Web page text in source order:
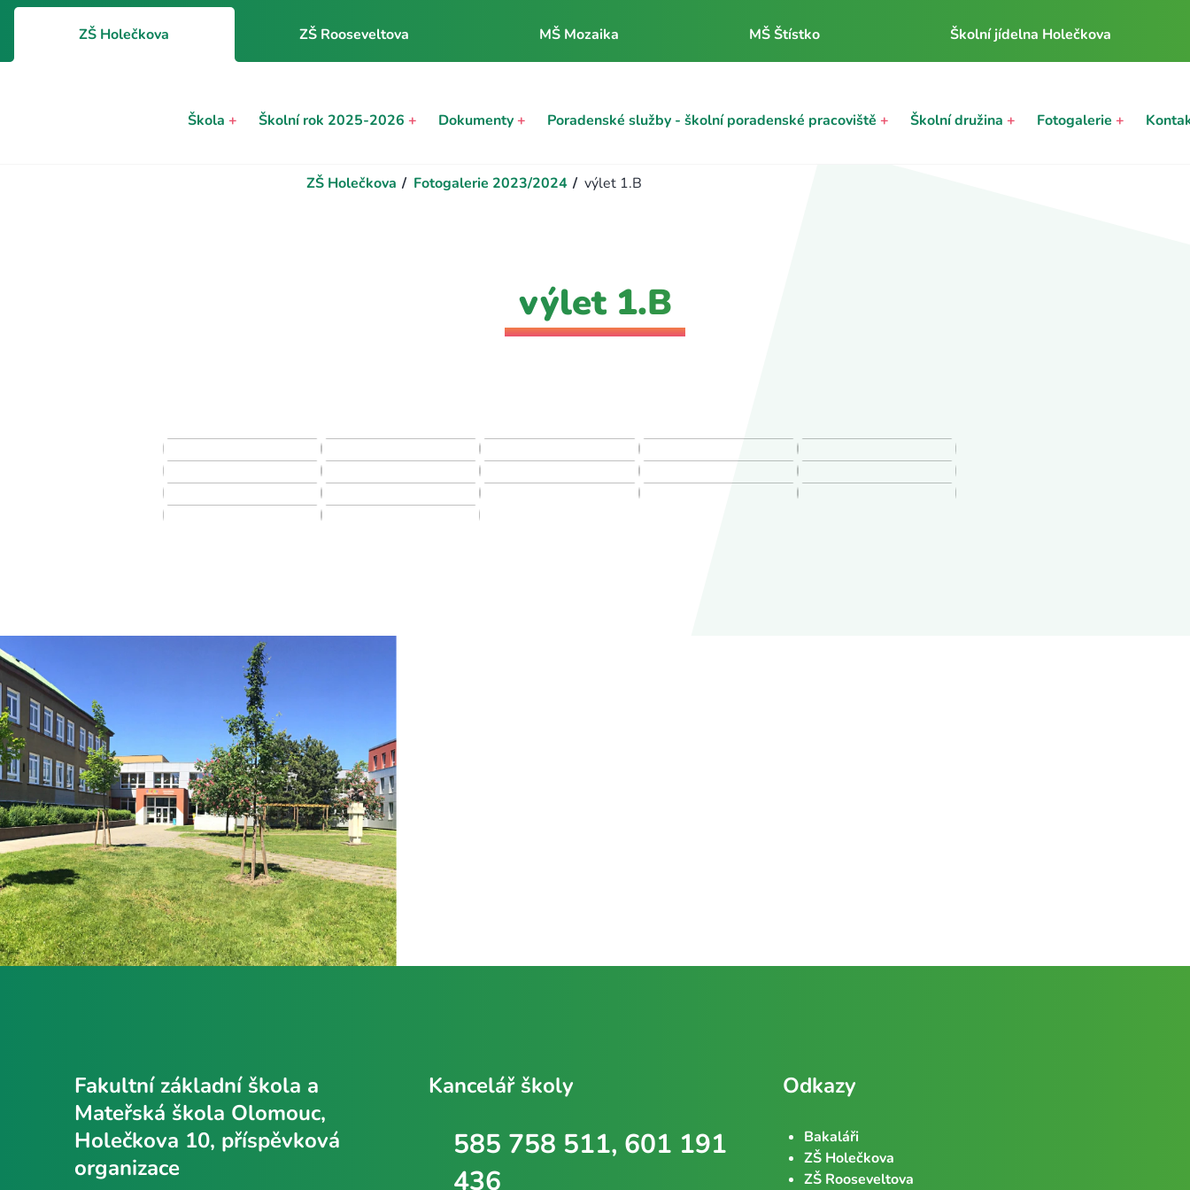
ZŠ Holečkova ZŠ Rooseveltova MŠ Mozaika MŠ Štístko Školní jídelna Holečkova
Škola + Školní rok 2025-2026 + Dokumenty+ Poradenské služby - školní poradenské pracoviště + Školní družina + Fotogalerie +
ZŠ Holečkova / Fotogalerie 2023/2024 / výlet 1.B
výlet 1.B
Fakultní základní škola a
Mateřská škola Olomouc,
Holečkova 10, příspěvková
organizace
Kancelář školy
585 758 511, 601 191
436
Odkazy
Bakaláři
ZŠ Holečkova
ZŠ Rooseveltova